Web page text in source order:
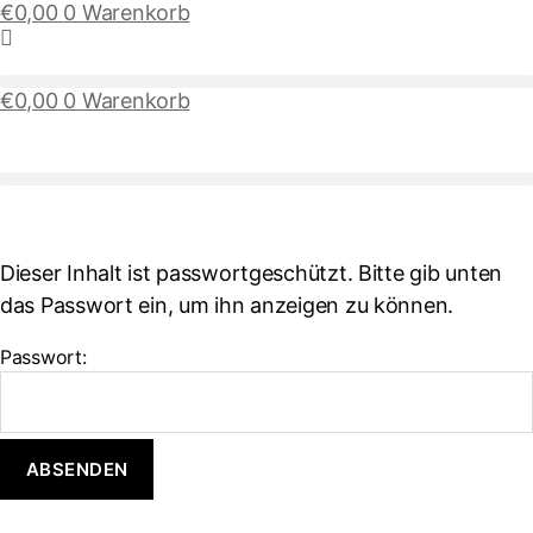
€0,00 0 Warenkorb
€0,00 0 Warenkorb
Dieser Inhalt ist passwortgeschützt. Bitte gib unten
das Passwort ein, um ihn anzeigen zu können.
Passwort: